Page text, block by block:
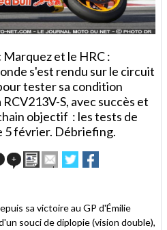
et le HRC :
s'est rendu sur le circuit
tester sa condition
S, avec succès et
objectif : les tests de
5 février. Débriefing.
+ ImprimerEnvoyer
cet
un
ami
Partager
sur
sur
sa victoire au GP d'Émilie
souci de diplopie (vision double),